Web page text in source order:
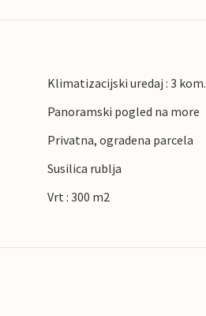
Klimatizacijski uredaj : 3 kom.
Panoramski pogled na more
Privatna, ogradena parcela
Susilica rublja
Vrt : 300 m2